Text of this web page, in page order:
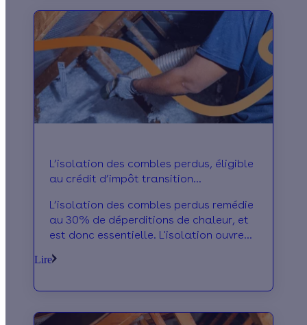
L’isolation des combles perdus, éligible
au crédit d’impôt transition
L’isolation des combles perdus remédie
au 30% de déperditions de chaleur, et
est donc essentielle. L'isolation ouvre
Lire